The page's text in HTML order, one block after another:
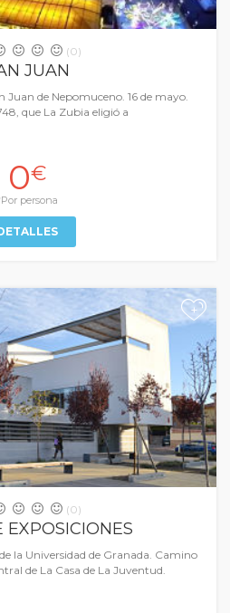
(0)
JUAN
Juan de Nepomuceno. 16 de mayo.
que La Zubia eligió a
0€
persona
+
(0)
EXPOSICIONES
la Universidad de Granada. Camino
de La Casa de La Juventud.